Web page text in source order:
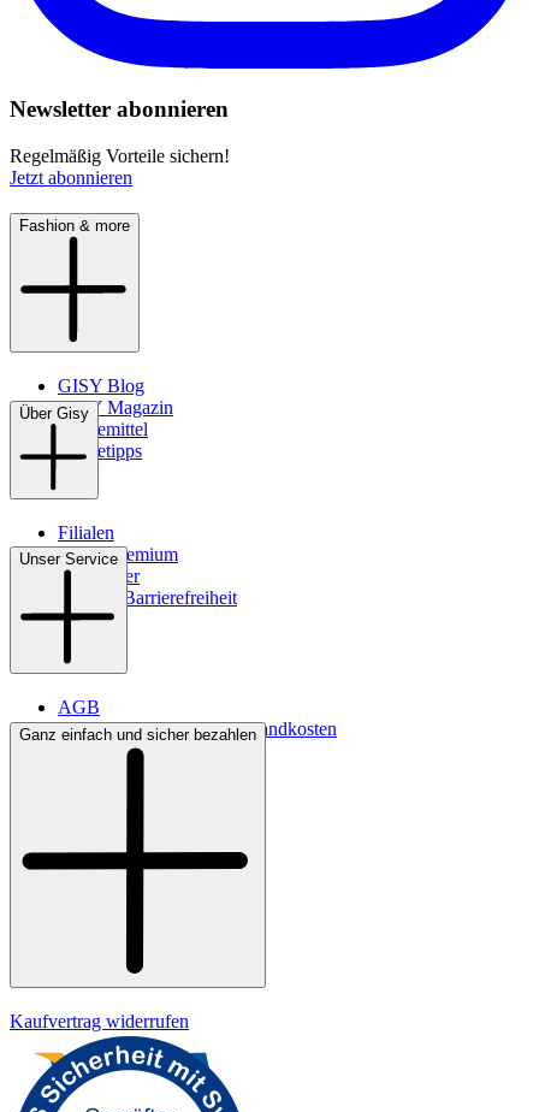
Newsletter abonnieren
Regelmäßig Vorteile sichern!
Jetzt abonnieren
Fashion & more
GISY Blog
GISY Magazin
Pflegemittel
Pflegetipps
Über Gisy
Filialen
WMS-Premium
Newsletter
Digitale Barrierefreiheit
Unser Service
AGB
Lieferbedingungen & Versandkosten
Bezahlung
Ganz einfach und sicher bezahlen
Kaufvertrag widerrufen